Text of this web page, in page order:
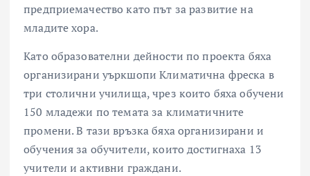
предприемачество като път за развитие на
младите хора.
Като образователни дейности по проекта бяха
организирани уъркшопи Климатична фреска в
три столични училища, чрез които бяха обучени
150 младежи по темата за климатичните
промени. В тази връзка бяха организирани и
обучения за обучители, които достигнаха 13
учители и активни граждани.